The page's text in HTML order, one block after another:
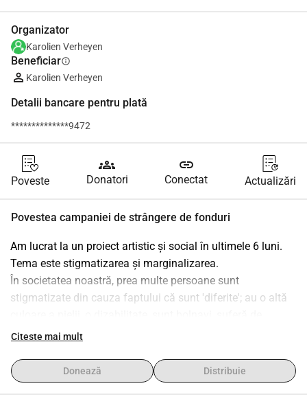
Organizator
Karolien Verheyen
Beneficiarinfo
Karolien Verheyen
Detalii bancare pentru plată
**************9472
Poveste
groups
Donatori
link
Conectat Actualizări
Povestea campaniei de strângere de fonduri
Am lucrat la un proiect artistic și social în ultimele 6 luni.
Tema este stigmatizarea și marginalizarea.
În societatea noastră, prea multe persoane sunt
stigmatizate din cauza faptului că sunt 'diferite'; au o altă
probleme de sănătate mintală, aparțin comunității LGBTQ+
Este pentru aceste persoane că lucrez la acest proiect.
Fiecare persoană care este portretizată este fotografiată,
Citeste mai mult
Donează Distribuie